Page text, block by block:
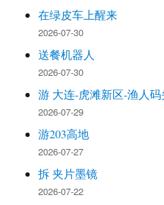
在绿皮车上醒来
2026-07-30
送餐机器人
2026-07-30
游 大连-虎滩新区-渔人码
2026-07-29
游203高地
2026-07-27
拆 夹片墨镜
2026-07-22